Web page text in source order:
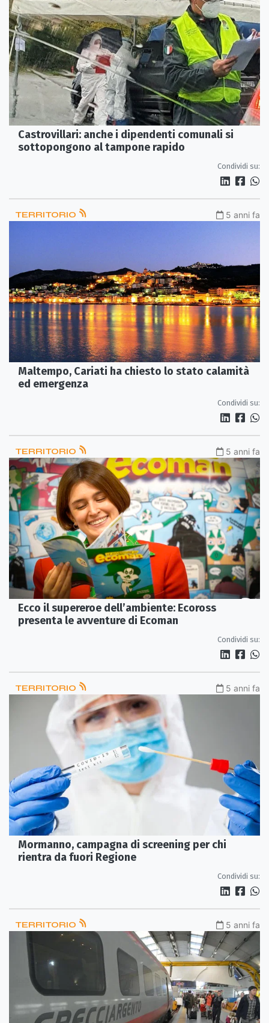
Castrovillari: anche i dipendenti comunali si
sottopongono al tampone rapido
Condividi su:
TERRITORIO 5 anni fa
Maltempo, Cariati ha chiesto lo stato calamità
ed emergenza
Condividi su:
TERRITORIO 5 anni fa
Ecco il supereroe dell’ambiente: Ecoross
presenta le avventure di Ecoman
Condividi su:
TERRITORIO 5 anni fa
Mormanno, campagna di screening per chi
rientra da fuori Regione
Condividi su:
TERRITORIO 5 anni fa